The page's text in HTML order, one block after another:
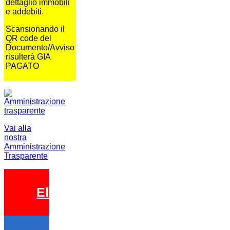
dettaglio immobili
e addebiti.
Scansionando il
QR code del
Documento/Avviso
risulterà GIA
PAGATO
Vai alla
nostra
Amministrazione
Trasparente
Elezioni 2026